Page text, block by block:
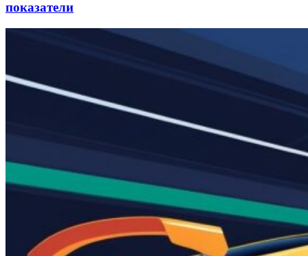
показатели